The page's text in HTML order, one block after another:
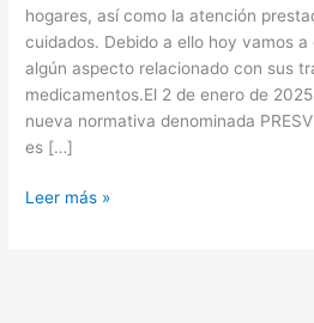
hogares, así como la atención
cuidados. Debido a ello hoy vamos
algún aspecto relacionado con sus
medicamentos.El 2 de enero de
nueva normativa denominada
es […]
Leer más »